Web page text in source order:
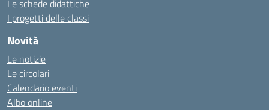
Le schede didattiche
I progetti delle classi
Novità
Le notizie
Le circolari
Calendario eventi
Albo online